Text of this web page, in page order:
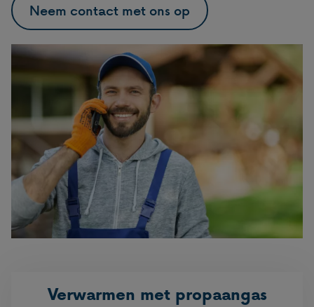
Neem contact met ons op
Verwarmen met propaangas